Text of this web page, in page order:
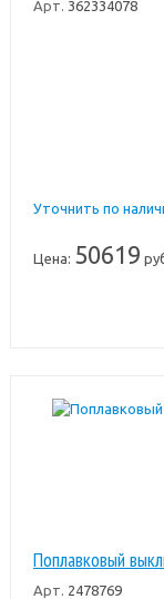
Арт. 362334078
Уточнить по
Цена: 50619
Поплавковый
Арт. 2478769